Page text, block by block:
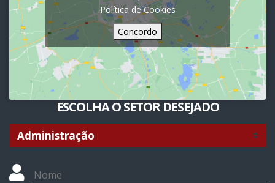
Política de Cookies
Concordo
ESCOLHA O SETOR DESEJADO
Nome